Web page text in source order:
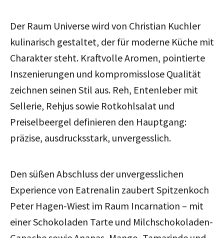
Der Raum Universe wird von Christian Kuchler
kulinarisch gestaltet, der für moderne Küche mit
Charakter steht. Kraftvolle Aromen, pointierte
Inszenierungen und kompromisslose Qualität
zeichnen seinen Stil aus. Reh, Entenleber mit
Sellerie, Rehjus sowie Rotkohlsalat und
Preiselbeergel definieren den Hauptgang:
präzise, ausdrucksstark, unvergesslich.
Den süßen Abschluss der unvergesslichen
Experience von Eatrenalin zaubert Spitzenkoch
Peter Hagen-Wiest im Raum Incarnation – mit
einer Schokoladen Tarte und Milchschokoladen-